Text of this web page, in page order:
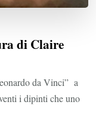
di Claire
da Vinci” a
i dipinti che uno